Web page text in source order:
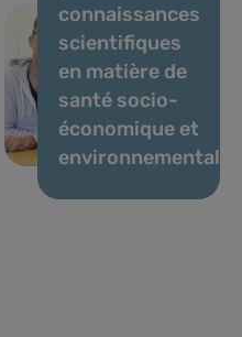
connaissances
scientifiques
en matière de
santé socio-
économique et
environnementale